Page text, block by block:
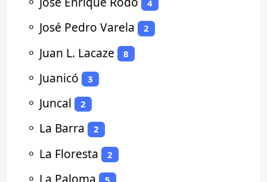
4
⚬ José Pedro Varela 2
⚬ Juan L. Lacaze 8
⚬ Juanicó 3
⚬ Juncal 2
⚬ La Barra 2
⚬ La Floresta 2
⚬ La Paloma 5